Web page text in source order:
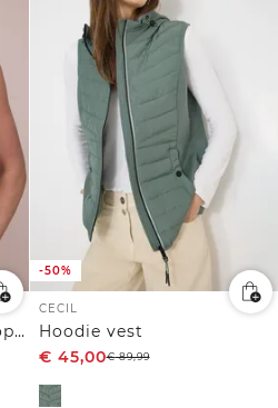
Vest met V-hals en knoopsluiting
-50%
CECIL
Hoodie vest
€ 45,00€89,99